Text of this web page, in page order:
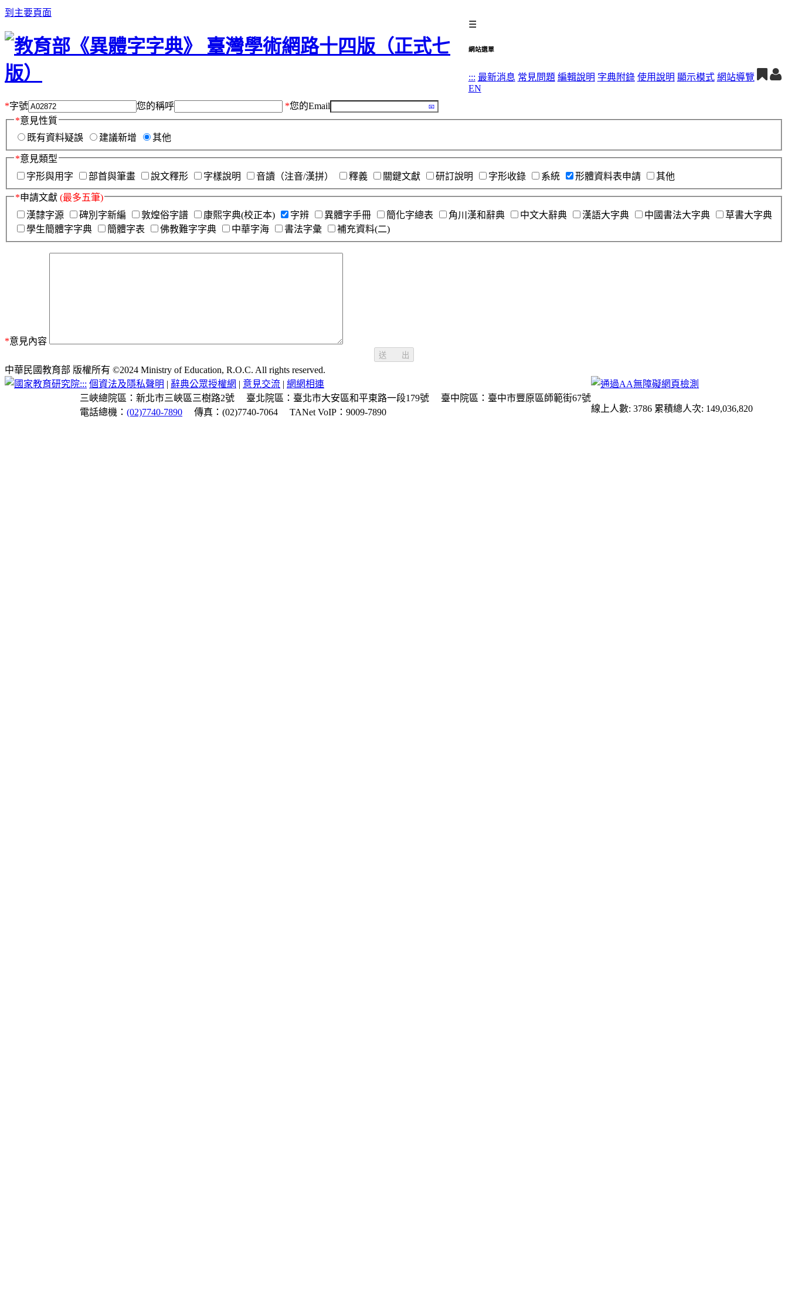
到主要頁面
☰
網站選單
::: 最新消息 常見問題 編輯說明 字典附錄 使用說明 顯示模式 網站導覽
EN
*字號 您的稱呼 *您的Email
*意見性質
既有資料疑誤
建議新增 其他
*意見類型
字形與用字
部首與筆畫 說文釋形 字樣說明 音讀（注音/漢拼） 釋義 關鍵文獻 研訂說明 字形收錄 系統 形體資料表申請 其他
*申請文獻 (最多五筆)
漢隸字源
碑別字新編 敦煌俗字譜 康熙字典(校正本) 字辨 異體字手冊 簡化字總表 角川漢和辭典 中文大辭典 漢語大字典 中國書法大字典
草書大字典
學生簡體字字典
簡體字表 佛教難字字典 中華字海 書法字彙 補充資料(二)
*意見內容
送 出
中華民國教育部 版權所有 ©2024 Ministry of Education, R.O.C. All rights reserved.
::: 個資法及隱私聲明 | 辭典公眾授權網 | 意見交流 | 網網相連
三峽總院區：新北市三峽區三樹路2號
臺北院區：臺北市大安區和平東路一段179號
臺中院區：臺中市豐原區師範街67號
電話總機： (02)7740-7890 傳真：(02)7740-7064 TANet VoIP：9009-7890 線上人數: 3786 累積總人次: 149,036,820